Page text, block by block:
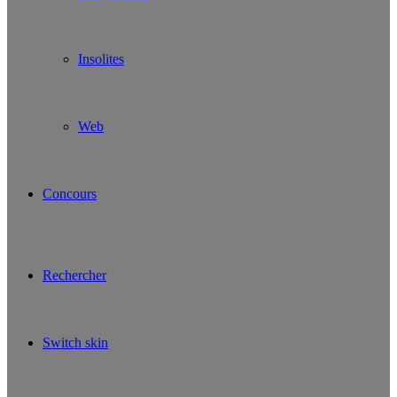
Insolites
Web
Concours
Rechercher
Switch skin